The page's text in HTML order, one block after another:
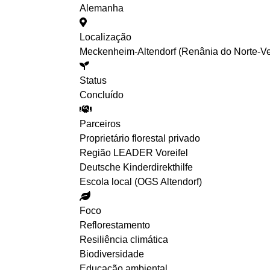
Alemanha
Localização
Meckenheim-Altendorf (Renânia do Norte-
Status
Concluído
Parceiros
Proprietário florestal privado
Região LEADER Voreifel
Deutsche Kinderdirekthilfe
Escola local (OGS Altendorf)
Foco
Reflorestamento
Resiliência climática
Biodiversidade